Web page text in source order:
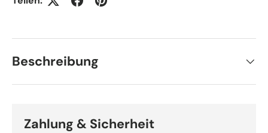
Beschreibung
Zahlung & Sicherheit